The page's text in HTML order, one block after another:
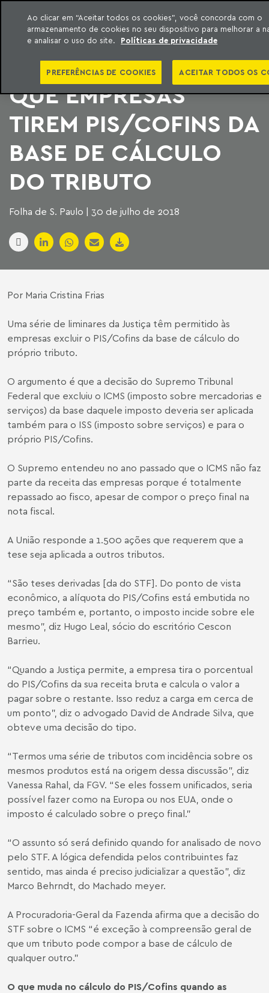
o conteúdo
Machado Meyer
LIMINARES PERMITEM
QUE EMPRESAS
TIREM PIS/COFINS DA
BASE DE CÁLCULO
DO TRIBUTO
Folha de S. Paulo | 30 de julho de 2018
Por Maria Cristina Frias
Uma série de liminares da Justiça têm permitido às
empresas excluir o PIS/Cofins da base de cálculo do
próprio tributo.
O argumento é que a decisão do Supremo Tribunal
Federal que excluiu o ICMS (imposto sobre mercadorias e
serviços) da base daquele imposto deveria ser aplicada
também para o ISS (imposto sobre serviços) e para o
próprio PIS/Cofins.
O Supremo entendeu no ano passado que o ICMS não faz
parte da receita das empresas porque é totalmente
repassado ao fisco, apesar de compor o preço final na
nota fiscal.
A União responde a 1.500 ações que requerem que a
tese seja aplicada a outros tributos.
“São teses derivadas [da do STF]. Do ponto de vista
econômico, a alíquota do PIS/Cofins está embutida no
preço também e, portanto, o imposto incide sobre ele
mesmo”, diz Hugo Leal, sócio do escritório Cescon
Barrieu.
“Quando a Justiça permite, a empresa tira o porcentual
do PIS/Cofins da sua receita bruta e calcula o valor a
pagar sobre o restante. Isso reduz a carga em cerca de
um ponto”, diz o advogado David de Andrade Silva, que
obteve uma decisão do tipo.
“Termos uma série de tributos com incidência sobre os
mesmos produtos está na origem dessa discussão”, diz
Vanessa Rahal, da FGV. “Se eles fossem unificados, seria
possível fazer como na Europa ou nos EUA, onde o
imposto é calculado sobre o preço final.”
“O assunto só será definido quando for analisado de novo
pelo STF. A lógica defendida pelos contribuintes faz
sentido, mas ainda é preciso judicializar a questão”, diz
Marco Behrndt, do Machado meyer.
A Procuradoria-Geral da Fazenda afirma que a decisão do
STF sobre o ICMS “é exceção à compreensão geral de
que um tributo pode compor a base de cálculo de
qualquer outro.”
O que muda no cálculo do PIS/Cofins quando as
Ao clicar em “Aceitar todos os cookies”, você concorda com o
armazenamento de cookies no seu dispositivo para melhorar a
e analisar o uso do site.
Políticas de privacidade
PREFERÊNCIAS DE COOKIES ACEITAR TODOS OS